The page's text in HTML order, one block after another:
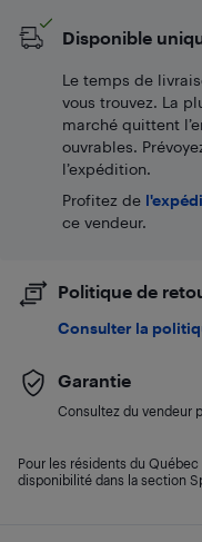
Disponible
Le temps de
vous trouvez. La
marché quittent
ouvrables.
l’expédition.
Profitez de
ce vendeur.
Politique de
Consulter la
Garantie
Consultez du vendeur
Pour les résidents du
disponibilité dans la section